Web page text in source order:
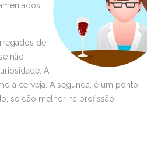
de
não
A
a cerveja. A segunda, é um ponto
se dão melhor na profissão.